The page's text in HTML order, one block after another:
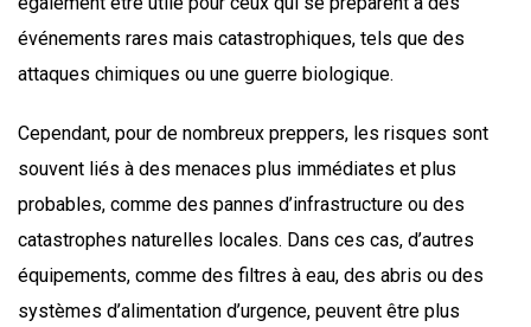
événements rares mais catastrophiques, tels que des
attaques chimiques ou une guerre biologique.
Cependant, pour de nombreux preppers, les risques sont
souvent liés à des menaces plus immédiates et plus
probables, comme des pannes d’infrastructure ou des
catastrophes naturelles locales. Dans ces cas, d’autres
équipements, comme des filtres à eau, des abris ou des
systèmes d’alimentation d’urgence, peuvent être plus